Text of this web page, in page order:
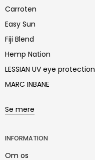
Carroten
Easy Sun
Fiji Blend
Hemp Nation
LESSIAN UV eye protection
MARC INBANE
Se mere
INFORMATION
Om os